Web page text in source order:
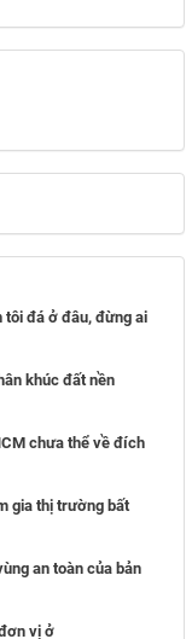
tôi đá ở đâu, đừng ai
khúc đất nền
chưa thể về đích
gia thị trường bất
an toàn của bản
vị ở